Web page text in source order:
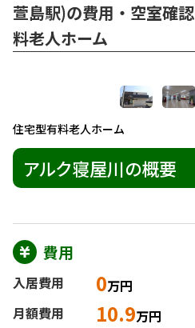
萱島駅)の費用・空室確
料老人ホーム
住宅型有料老人ホーム
アルク寝屋川の概要
費用
入居費用 0万円
月額費用
10.9万円